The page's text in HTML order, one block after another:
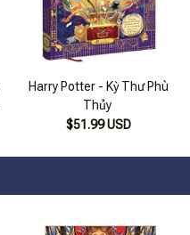
Harry Potter - Kỳ Thư Phù
Thủy
$51.99 USD